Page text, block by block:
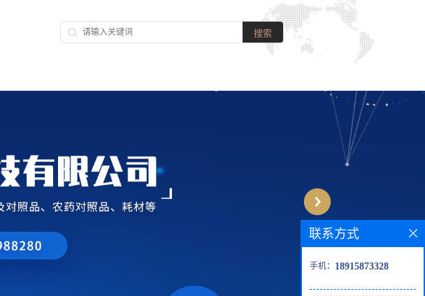
联系方式
手机： 18915873328